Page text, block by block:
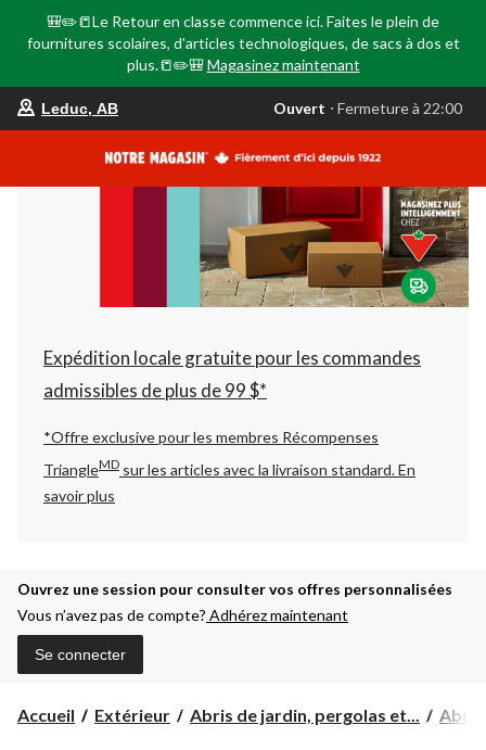
🎒✏️📒Le Retour en classe commence ici. Faites le plein de
fournitures scolaires, d'articles technologiques, de sacs à dos et
plus.📒✏️🎒 Magasinez maintenant
votre
est
AB,
Ouvert,
Fermeture
à
22:00
changer
Leduc, AB Ouvert ⋅ Fermeture à 22:00
Expédition locale gratuite pour les commandes
admissibles de plus de 99 $*
*Offre exclusive pour les membres Récompenses
TriangleMD sur les articles avec la livraison standard.En
savoir plus
Ouvrez une session pour consulter vos offres personnalisées
Vous n’avez pas de compte? Adhérez maintenant
Se connecter
Accueil Extérieur Abris de jardin, pergolas et... Abris